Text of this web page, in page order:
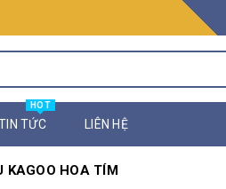
TỨC
HOT
LIÊN HỆ
KAGOO HOA TÍM